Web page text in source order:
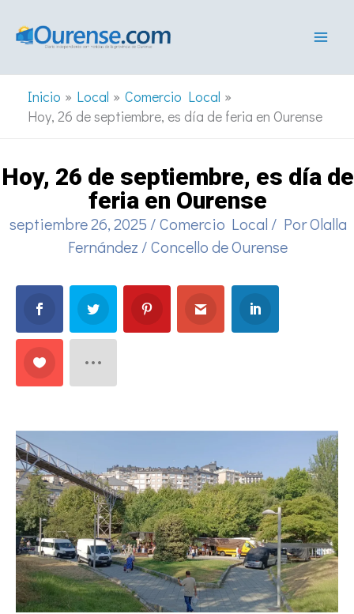
Inicio Local
Comercio Local
Hoy, 26 de septiembre, es día de feria en Ourense
Hoy, 26 de septiembre, es día de
feria en Ourense
septiembre 26, 2025 /Comercio Local / PorOlalla
Fernández /Concello de Ourense